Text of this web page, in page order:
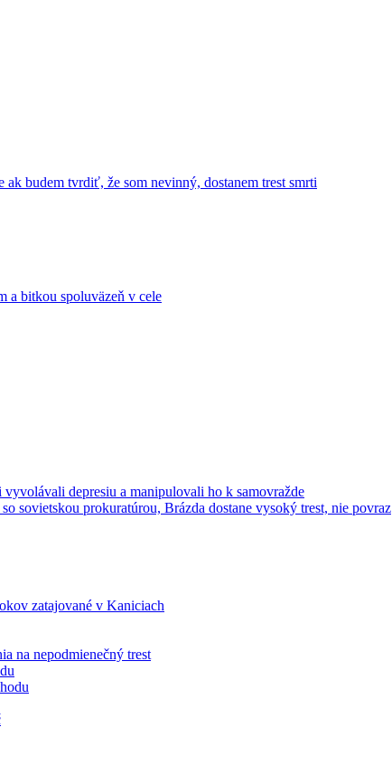
budem tvrdiť, že som nevinný, dostanem trest smrti
a bitkou spoluväzeň v cele
depresiu a manipulovali ho k samovražde
sovietskou prokuratúrou, Brázda dostane vysoký trest, nie povraz
zatajované v Kaniciach
na nepodmienečný trest